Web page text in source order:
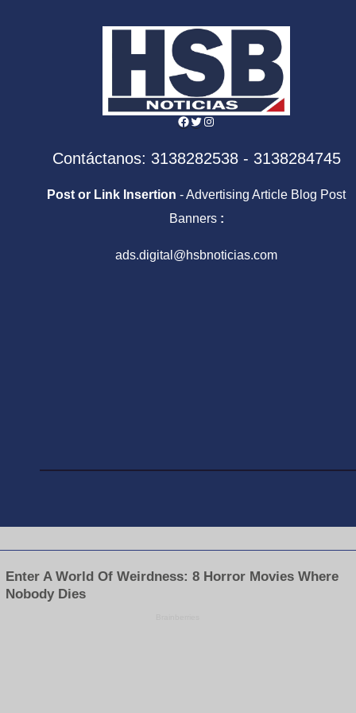
Facebook
Twitter
Instagram
Contáctanos: 3138282538 - 3138284745
Post or Link Insertion - Advertising Article Blog Post
Banners :
ads.digital@hsbnoticias.com